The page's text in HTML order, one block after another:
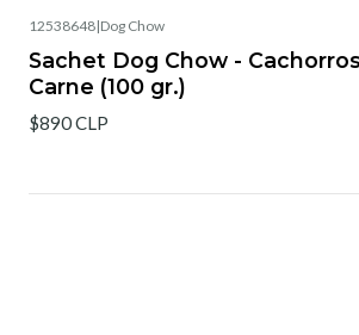
12538648|Dog Chow
Sachet Dog Chow -
Carne (100 gr.)
$890 CLP